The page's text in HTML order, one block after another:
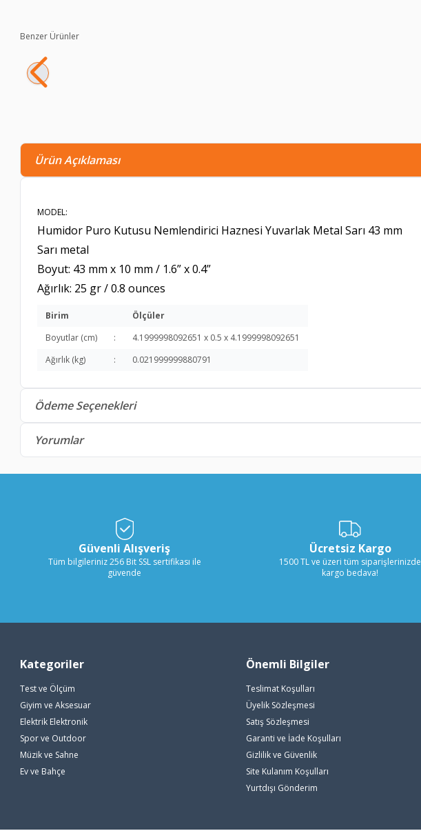
Benzer Ürünler
BOVEDA %72 8gr Kapalı Paket Puro Nemlendirici
80,50
Ürün Açıklaması
MODEL:
Humidor Puro Kutusu Nemlendirici Haznesi Yuvarlak Metal Sarı 43 mm
Sarı metal
Boyut: 43 mm x 10 mm / 1.6” x 0.4”
Ağırlık: 25 gr / 0.8 ounces
Birim
Ölçüler
Boyutlar (cm)
:
4.1999998092651 x 0.5 x 4.1999998092651
Ağırlık (kg)
: 0.021999999880791
Ödeme Seçenekleri
Yorumlar
Güvenli Alışveriş
Tüm bilgileriniz 256 Bit SSL sertifikası ile
güvende
Ücretsiz Kargo
1500 TL ve üzeri tüm siparişlerinizde
kargo bedava!
Kategoriler
Test ve Ölçüm
Giyim ve Aksesuar
Elektrik Elektronik
Spor ve Outdoor
Müzik ve Sahne
Ev ve Bahçe
Önemli Bilgiler
Teslimat Koşulları
Üyelik Sözleşmesi
Satış Sözleşmesi
Garanti ve İade Koşulları
Gizlilik ve Güvenlik
Site Kulanım Koşulları
Yurtdışı Gönderim